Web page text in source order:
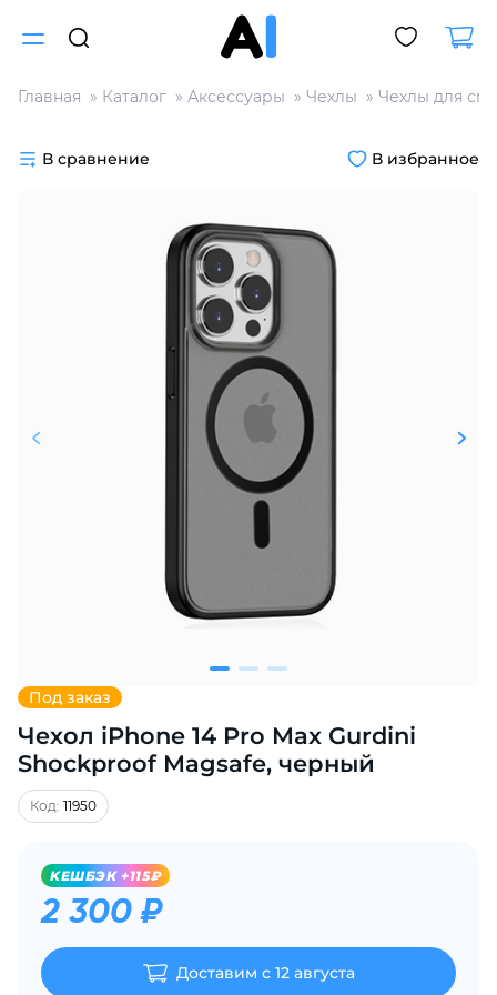
Главная Каталог Аксессуары Чехлы Чехлы для
Под заказ
Чехол iPhone 14 Pro Max Gurdini
Shockproof Magsafe, черный
Код: 11950
KЕШБЭК +115₽
2 300 ₽
Доставим с 12 августа
В сравнение В избранное
Разбейте
на части
без переплат
График платежей
25
% картой любого банка
Получайте товар
выбранный способом
списываться
по25%каждые 2 недели
Подробнее